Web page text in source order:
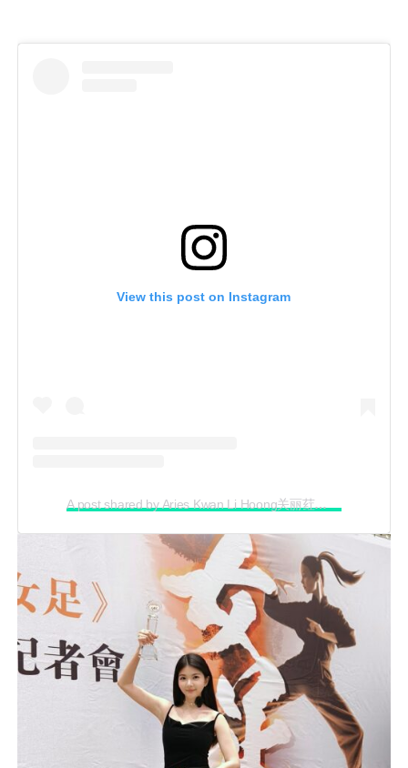
View this post on Instagram
A post shared by Aries Kwan Li Hoong关丽荭